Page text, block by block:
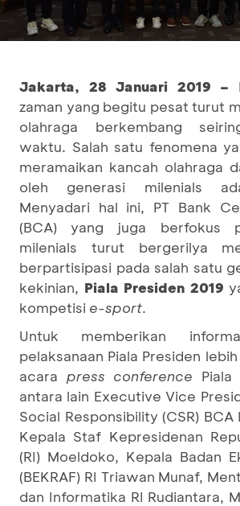
Jakarta, 28 Januari 2019 –
zaman yang begitu pesat turut
olahraga berkembang
waktu. Salah satu fenomena
meramaikan kancah olahraga
oleh generasi milenials
Menyadari hal ini, PT Bank
(BCA) yang juga berfokus
milenials turut bergerilya
berpartisipasi pada salah satu
kekinian, Piala Presiden 2019
kompetisi e-sport.
Untuk memberikan
pelaksanaan Piala Presiden
acara press conference Piala
antara lain Executive Vice
Social Responsibility (CSR)
Kepala Staf Kepresidenan
(RI) Moeldoko, Kepala Badan
(BEKRAF) RI Triawan Munaf,
dan Informatika RI Rudiantara,